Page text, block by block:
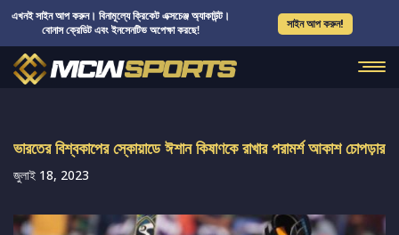
এখনই সাইন আপ করুন। বিনামূল্যে ক্রিকেট এক্সচেঞ্জ অ্যাকাউন্ট।
বোনাস ক্রেডিট এবং ইনসেনটিভ অপেক্ষা করছে!
সাইন আপ করুন!
ভারতের বিশ্বকাপের স্কোয়াডে ঈশান কিষাণকে রাখার পরামর্শ আকাশ চোপড়ার
জুলাই 18, 2023